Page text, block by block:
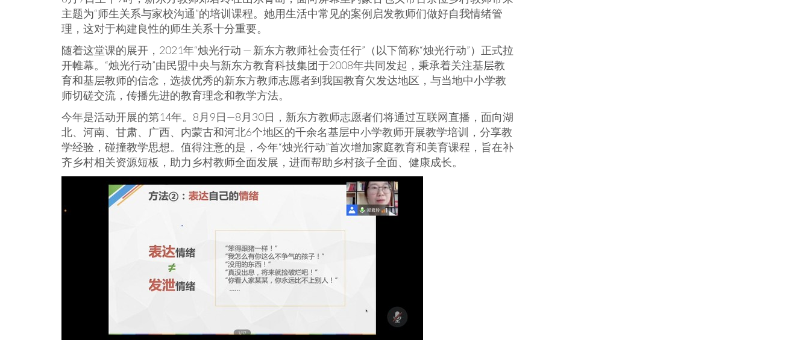
主题为“师生关系与家校沟通”的培训课程。她用生活中常见的案例启发教师们做好自我情绪管
理，这对于构建良性的师生关系十分重要。
随着这堂课的展开，2021年“烛光行动 — 新东方教师社会责任行”（以下简称“烛光行动”）正式拉
开帷幕。“烛光行动”由民盟中央与新东方教育科技集团于2008年共同发起，秉承着关注基层教
育和基层教师的信念，选拔优秀的新东方教师志愿者到我国教育欠发达地区，与当地中小学教
师切磋交流，传播先进的教育理念和教学方法。
今年是活动开展的第14年。8月9日—8月30日，新东方教师志愿者们将通过互联网直播，面向湖
北、河南、甘肃、广西、内蒙古和河北6个地区的千余名基层中小学教师开展教学培训，分享教
学经验，碰撞教学思想。值得注意的是，今年“烛光行动”首次增加家庭教育和美育课程，旨在补
齐乡村相关资源短板，助力乡村教师全面发展，进而帮助乡村孩子全面、健康成长。